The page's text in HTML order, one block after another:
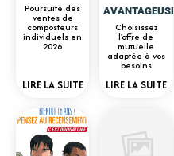
Poursuite des
ventes de
composteurs
individuels en
2026
LIRE LA SUITE
AVANTAGEUSE
Choisissez
l'offre de
mutuelle
adaptée à vos
besoins
LIRE LA SUITE